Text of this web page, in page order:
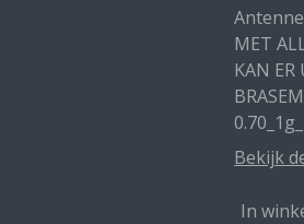
MET
KAN ER
Bekijk
In